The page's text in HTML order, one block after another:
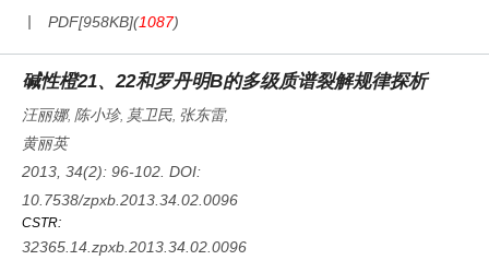
PDF[958KB](1087)
碱性橙21、22和罗丹明B的多级质谱裂解规律探析
汪丽娜, 陈小珍, 莫卫民, 张东雷,
黄丽英
2013, 34(2): 96-102. DOI:
10.7538/zpxb.2013.34.02.0096
CSTR:
32365.14.zpxb.2013.34.02.0096